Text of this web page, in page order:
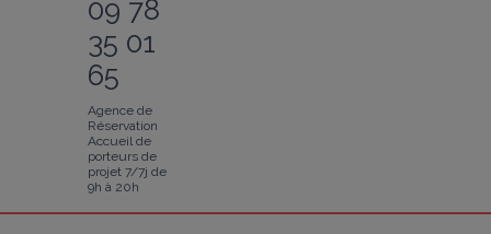
09 78
35 01
65
Agence de
Réservation
Accueil de
porteurs de
projet 7/7j de
9h à 20h